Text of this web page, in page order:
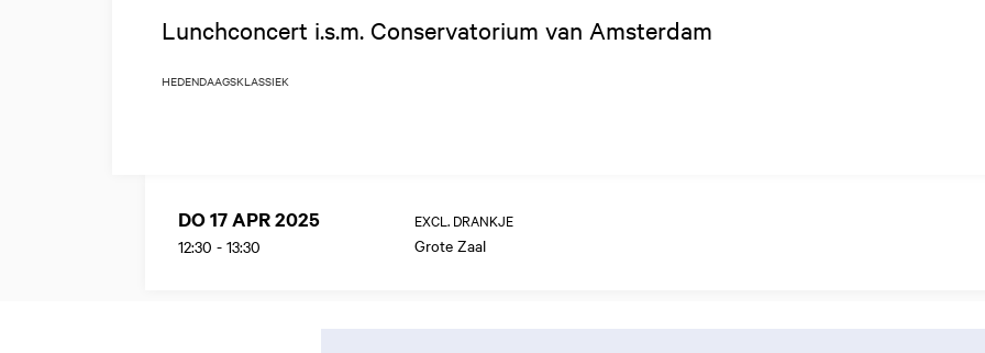
Lunchconcert i.s.m. Conservatorium van Amsterdam
HEDENDAAGSKLASSIEK
DO 17 APR 2025
12:30 - 13:30
EXCL. DRANKJE
Grote Zaal